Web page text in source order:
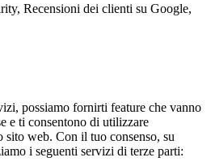
Recensioni dei clienti su Google,
possiamo fornirti feature che vanno
e ti consentono di utilizzare
sito web. Con il tuo consenso, su
i seguenti servizi di terze parti: